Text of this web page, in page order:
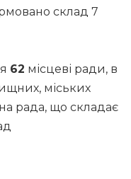
склад 7
62 місцеві ради, в
міських
рада, що складає